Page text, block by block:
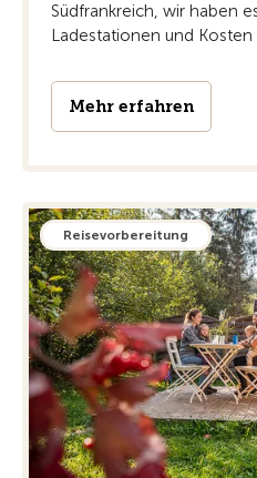
Südfrankreich, wir haben
Ladestationen und Kosten
Mehr erfahren
Reisevorbereitung